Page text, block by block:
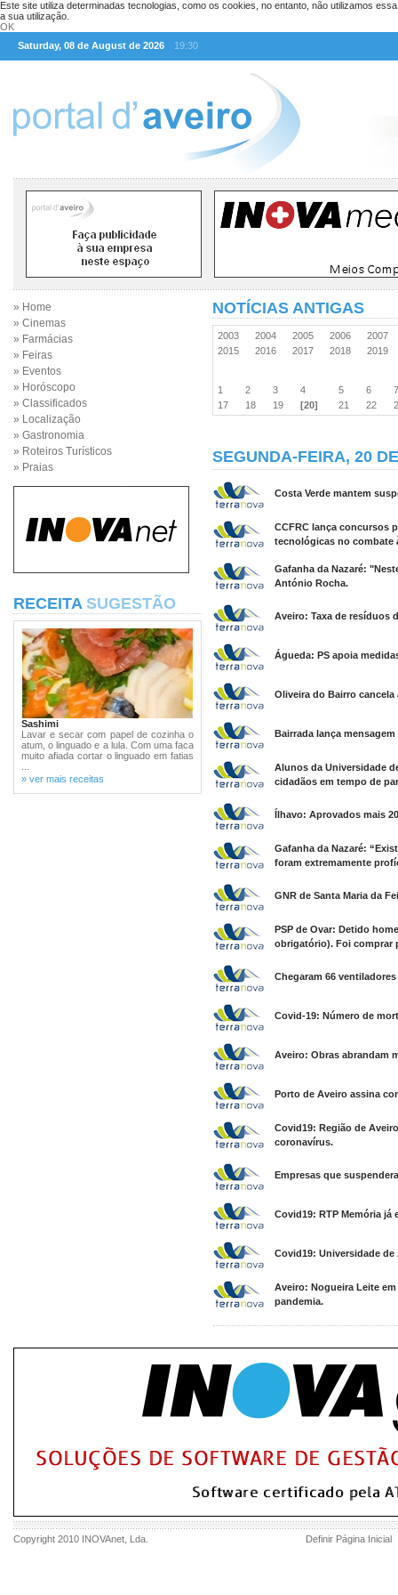
Este site utiliza determinadas tecnologias, como os cookies, no entanto, não utilizamos
a sua utilização.
OK
Saturday, 08 de August de 2026
19:30
» Home
» Cinemas
» Farmácias
» Feiras
» Eventos
» Horóscopo
» Classificados
» Localização
» Gastronomia
» Roteiros Turísticos
» Praias
RECEITA SUGESTÃO
Sashimi
Lavar e secar com papel de cozinha o
atum, o linguado e a lula. Com uma faca
muito afiada cortar o linguado em fatias
» ver mais receitas
NOTÍCIAS ANTIGAS
2003 2004 2005 2006
2007
2015
2016 2017 2018 2019
1 2 3 4 5 6
17
18 19 [20] 21 22
SEGUNDA-FEIRA, 20
Costa Verde mantem
CCFRC lança concursos
tecnológicas no combate
Gafanha da Nazaré:
António Rocha.
Aveiro: Taxa de resíduos
Águeda: PS apoia
Oliveira do Bairro
Bairrada lança
Alunos da Universidade
cidadãos em tempo de
Ílhavo: Aprovados mais
Gafanha da Nazaré:
foram extremamente
GNR de Santa Maria da
PSP de Ovar: Detido
obrigatório). Foi comprar
Chegaram 66
Covid-19: Número de
Aveiro: Obras abrandam
Porto de Aveiro assina
Covid19: Região de
coronavírus.
Empresas que
Covid19: RTP Memória já
Covid19: Universidade
Aveiro: Nogueira Leite
pandemia.
Copyright 2010 INOVAnet , Lda. Definir Página Inicial